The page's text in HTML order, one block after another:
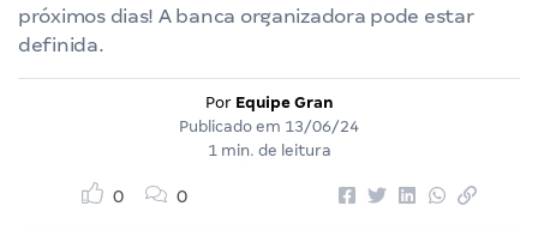
próximos dias! A banca organizadora pode estar
definida.
Por Equipe Gran
Publicado em 13/06/24
1 min. de leitura
0 0